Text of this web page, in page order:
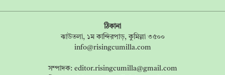
ঠিকানা
ঝাউতলা, ১ম কান্দিরপাড়, কুমিল্লা ৩৫০০
info@risingcumilla.com
সম্পাদক: editor.risingcumilla@gmail.com